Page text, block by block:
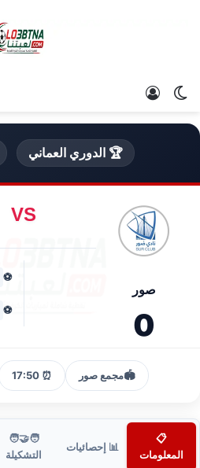
الوضع المظلم
🏆 الدوري العماني
صور
0
VS
⚽
⚽
🏟️مجمع صور ⏰ 17:50
📋
المعلومات
📊 إحصائيات
🧑‍🤝‍🧑
التشكيلة